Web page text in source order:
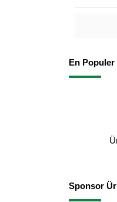
En
Sponsor